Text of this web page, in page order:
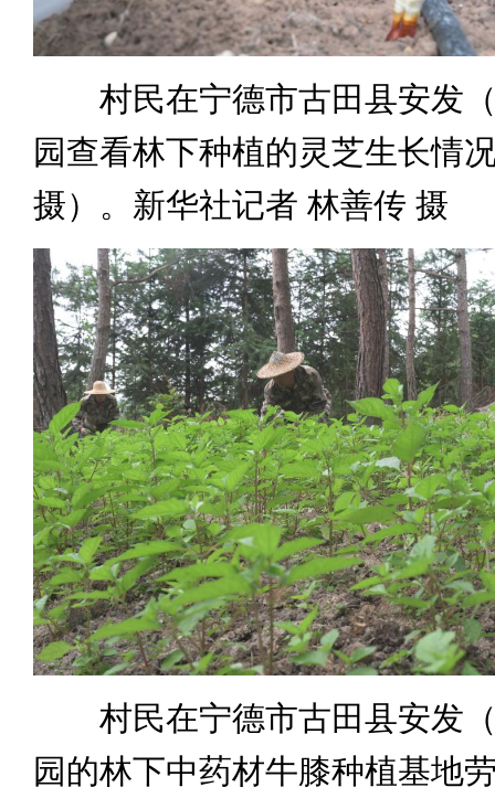
村民在宁德市古田县安发（
园查看林下种植的灵芝生长情
摄）。新华社记者 林善传 摄
村民在宁德市古田县安发（
园的林下中药材牛膝种植基地